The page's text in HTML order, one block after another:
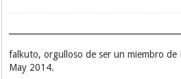
falkuto, orgulloso de ser un miembro de
May 2014.